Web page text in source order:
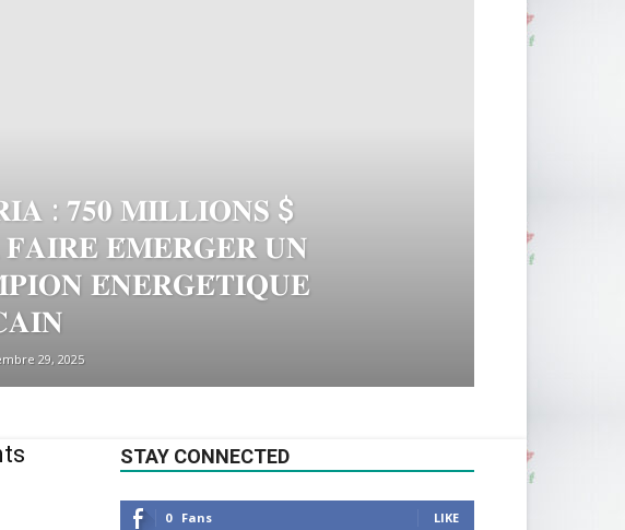
: 𝟕𝟓𝟎 𝐌𝐈𝐋𝐋𝐈𝐎𝐍𝐒 $
𝐄́𝐌𝐄𝐑𝐆𝐄𝐑 𝐔𝐍
𝐄́𝐍𝐄𝐑𝐆𝐄́𝐓𝐈𝐐𝐔𝐄
29, 2025
STAY CONNECTED
0 Fans LIKE